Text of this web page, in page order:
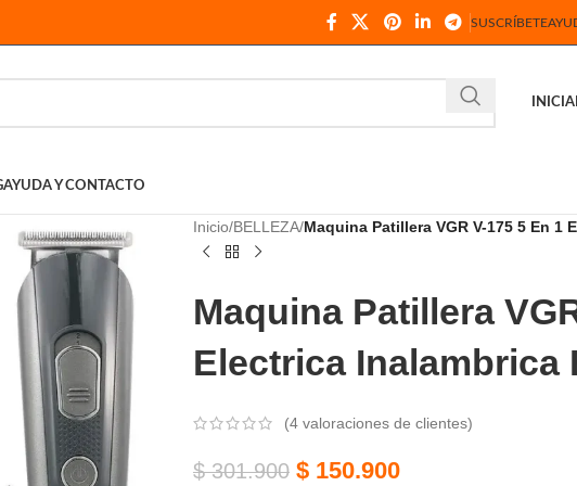
SUSCRÍBETE
AYUDA Y CONTACTO
Inicio BELLEZA Maquina Patillera VGR V-175 5 En 1
Maquina Patillera
Electrica Inalambrica
(4valoraciones de clientes)
$301.900 $150.900